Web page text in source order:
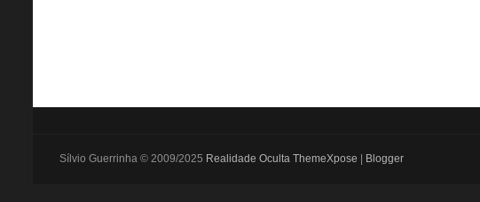
Sílvio Guerrinha © 2009/2025 Realidade Oculta ThemeXpose Blogger